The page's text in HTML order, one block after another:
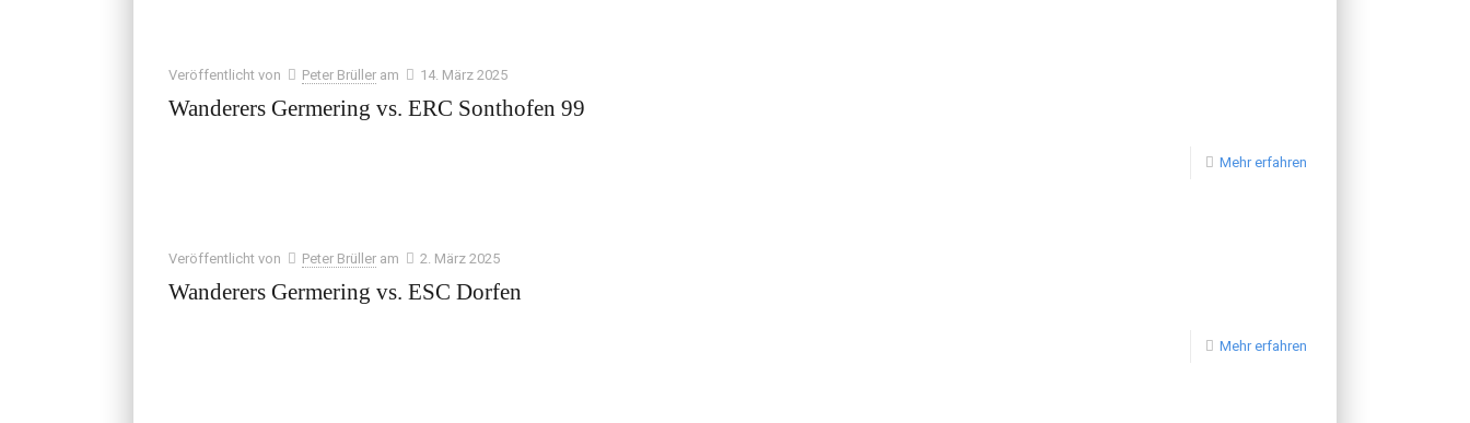
Veröffentlicht von Peter Brüller am 14. März 2025
Wanderers Germering vs. ERC Sonthofen 99
Mehr erfahren
Veröffentlicht von Peter Brüller am 2. März 2025
Wanderers Germering vs. ESC Dorfen
Mehr erfahren